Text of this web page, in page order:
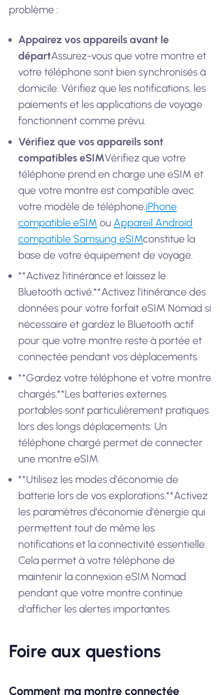
problème :
Appairez vos appareils avant le
départAssurez-vous que votre montre et
votre téléphone sont bien synchronisés à
domicile. Vérifiez que les notifications, les
paiements et les applications de voyage
fonctionnent comme prévu.
Vérifiez que vos appareils sont
compatibles eSIMVérifiez que votre
téléphone prend en charge une eSIM et
que votre montre est compatible avec
votre modèle de téléphone.iPhone
compatible eSIM ou Appareil Android
compatible Samsung eSIMconstitue la
base de votre équipement de voyage.
**Activez l'itinérance et laissez le
Bluetooth activé.**Activez l'itinérance des
données pour votre forfait eSIM Nomad si
nécessaire et gardez le Bluetooth actif
pour que votre montre reste à portée et
connectée pendant vos déplacements.
**Gardez votre téléphone et votre montre
chargés.**Les batteries externes
portables sont particulièrement pratiques
lors des longs déplacements. Un
téléphone chargé permet de connecter
une montre eSIM.
**Utilisez les modes d'économie de
batterie lors de vos explorations.**Activez
les paramètres d'économie d'énergie qui
permettent tout de même les
notifications et la connectivité essentielle.
Cela permet à votre téléphone de
maintenir la connexion eSIM Nomad
pendant que votre montre continue
d'afficher les alertes importantes.
Foire aux questions
Comment ma montre connectée